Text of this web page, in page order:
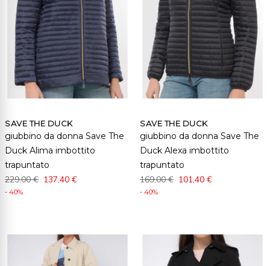
SAVE THE DUCK
giubbino da donna Save The
Duck Alima imbottito
trapuntato
229,00 € 137,40 €
- 40%
SAVE THE DUCK
giubbino da donna Save The
Duck Alexa imbottito
trapuntato
169,00 € 101,40 €
- 40%